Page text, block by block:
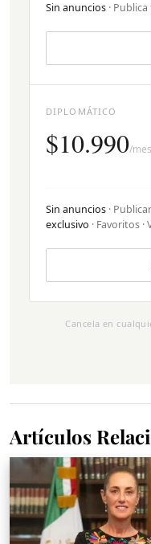
Sin anuncios ·
DIPLOMÁTICO
$10.990/mes
Sin anuncios ·
exclusivo · Favoritos
Cancela en
Artículos